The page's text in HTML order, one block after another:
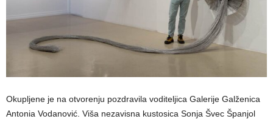
Okupljene je na otvorenju pozdravila voditeljica Galerije Galženica
Antonia Vodanović. Viša nezavisna kustosica Sonja Švec Španjol